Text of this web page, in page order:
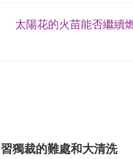
太陽花的火苗能否繼續
習獨裁的難處和大清洗